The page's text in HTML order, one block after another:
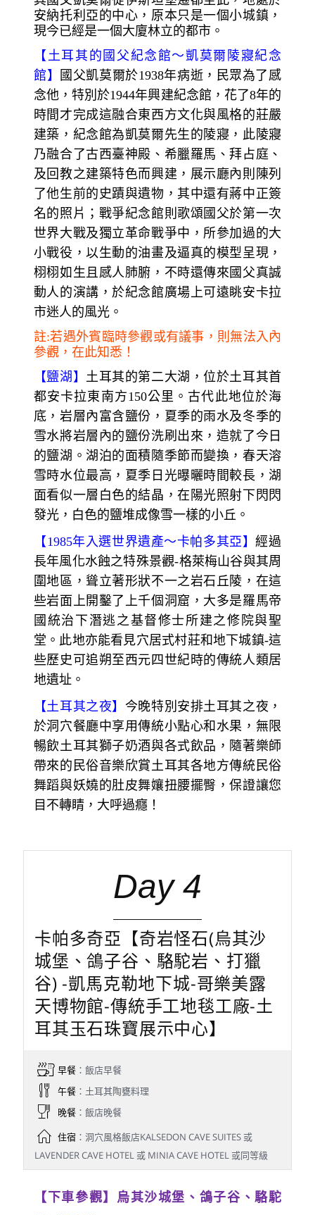
安納托利亞的中心，原本只是一個小城鎮，
現今已經是一個大廈林立的都市。
【 土耳其的國父紀念館～凱莫爾陵寢紀念
館】
國父凱莫爾於1938年病逝，民眾為了感
念他，特別於1944年興建紀念館，花了8年的
時間才完成這融合東西方文化與風格的莊嚴
建築，紀念館為凱莫爾先生的陵寢，此陵寢
乃融合了古西臺神殿、希臘羅馬、拜占庭、
及回教之建築特色而興建，展示廳內則陳列
了他生前的史蹟與遺物，其中還有蔣中正簽
名的照片；戰爭紀念館則歌頌國父於第一次
世界大戰及獨立革命戰爭中，所參加過的大
小戰役，以生動的油畫及逼真的模型呈現，
栩栩如生且感人肺腑，不時還傳來國父真誠
動人的演講，於紀念館廣場上可遠眺安卡拉
市迷人的風光。
註:若遇外賓臨時參觀或有議事，則無法入內
參觀，在此知悉！
【鹽湖】 土耳其的第二大湖，位於土耳其首
都安卡拉東南方150公里。古代此地位於海
底，岩層內富含鹽份，夏季的雨水及冬季的
雪水將岩層內的鹽份洗刷出來，造就了今日
的鹽湖。湖泊的面積隨季節而變換，春天溶
雪時水位最高，夏季日光曝曬時間較長，湖
面看似一層白色的結晶，在陽光照射下閃閃
發光，白色的鹽堆成像雪一樣的小丘。
【1985年入選世界遺產～卡帕多其亞】經過
長年風化水蝕之特殊景觀-格萊梅山谷與其周
圍地區，聳立著形狀不一之岩石丘陵，在這
些岩面上開鑿了上千個洞窟，大多是羅馬帝
國統治下潛逃之基督修士所建之修院與聖
堂。此地亦能看見穴居式村莊和地下城鎮-這
些歷史可追朔至西元四世紀時的傳統人類居
地遺址。
【土耳其之夜】 今晚特別安排土耳其之夜，
於洞穴餐廳中享用傳統小點心和水果，無限
暢飲土耳其獅子奶酒與各式飲品，隨著樂師
帶來的民俗音樂欣賞土耳其各地方傳統民俗
舞蹈與妖嬈的肚皮舞孃扭腰擺臀，保證讓您
目不轉睛，大呼過癮！
Day 4
卡帕多奇亞【奇岩怪石(烏其沙
城堡、鴿子谷、駱駝岩、打獵
谷) -凱馬克勒地下城-哥樂美露
天博物館-傳統手工地毯工廠-土
耳其玉石珠寶展示中心】
早餐：飯店早餐
午餐：土耳其陶甕料理
晚餐：飯店晚餐
住宿：洞穴風格飯店KALSEDON CAVE SUITES 或
LAVENDER CAVE HOTEL 或 MINIA CAVE HOTEL 或同等級
【下車參觀】烏其沙城堡、鴿子谷、駱駝